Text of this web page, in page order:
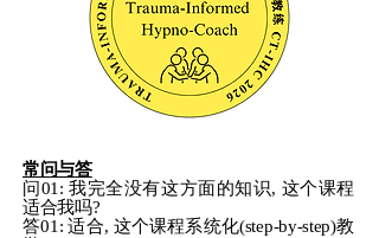
常问与答
问01: 我完全没有这方面的知识, 这个课程
适合我吗?
答01: 适合, 这个课程系统化(step-by-step)教